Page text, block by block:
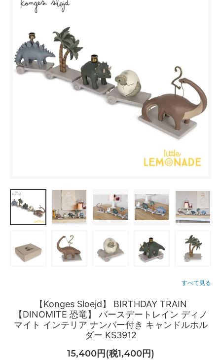
すべて見る
【Konges Sloejd】 BIRTHDAY TRAIN
【DINOMITE 恐竜】 バースデートレイン ディノ
マイト インテリア ナンバー付き キャンドルホル
ダー KS3912
15,400円(税1,400円)